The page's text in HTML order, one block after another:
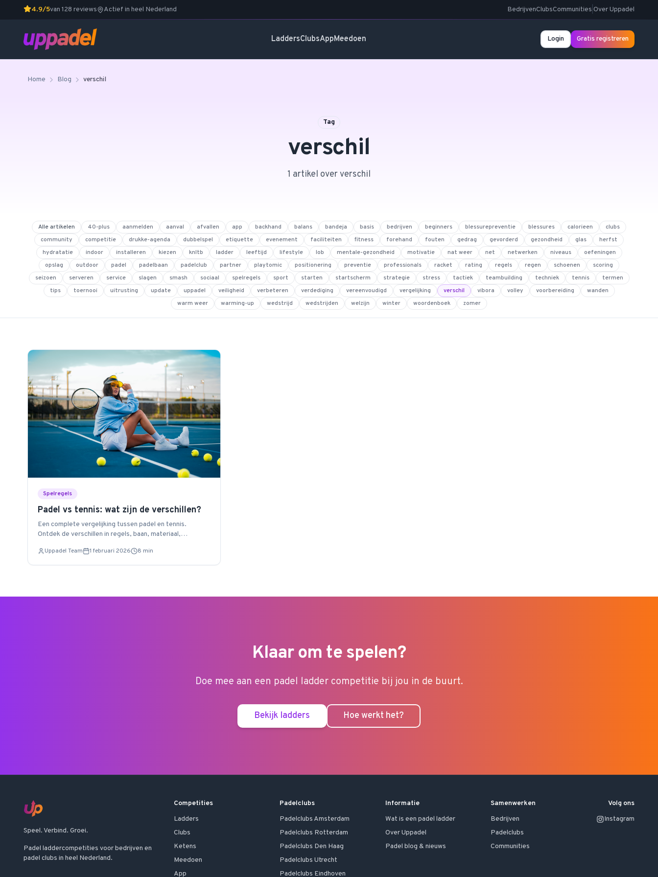
4.9/5van 128 reviews Actief in heel Nederland BedrijvenClubsCommunities Over Uppadel
LaddersClubsAppMeedoen Login Gratis registreren
Home Blog verschil
Tag
verschil
1 artikel over verschil
Alle artikelen 40-plus aanmelden aanval afvallen app backhand balans bandeja basis bedrijven beginners blessurepreventie blessures calorieen
clubs
community
competitie drukke-agenda dubbelspel etiquette evenement faciliteiten fitness forehand fouten gedrag gevorderd gezondheid glas
herfst
hydratatie
indoor installeren kiezen knltb ladder leeftijd lifestyle lob mentale-gezondheid motivatie nat weer net netwerken niveaus
oefeningen
opslag
outdoor padel padelbaan padelclub partner playtomic positionering preventie professionals racket rating regels regen schoenen
scoring
seizoen
serveren service slagen smash sociaal spelregels sport starten startscherm strategie stress tactiek teambuilding techniek tennis
termen
tips
toernooi uitrusting update uppadel veiligheid verbeteren verdediging vereenvoudigd vergelijking verschil vibora volley voorbereiding
wanden
warm weer
warming-up wedstrijd wedstrijden welzijn winter woordenboek zomer
Spelregels
Padel vs tennis: wat zijn de verschillen?
Een complete vergelijking tussen padel en tennis.
Ontdek de verschillen in regels, baan, materiaal,
Uppadel Team 1 februari 2026 8 min
Klaar om te spelen?
Doe mee aan een padel ladder competitie bij jou in de buurt.
Bekijk ladders Hoe werkt het?
Speel. Verbind. Groei.
Padel laddercompetities voor bedrijven en
padel clubs in heel Nederland.
Competities
Ladders
Clubs
Ketens
Meedoen
App
Padelclubs
Padelclubs Amsterdam
Padelclubs Rotterdam
Padelclubs Den Haag
PadelclubsUtrecht
Padelclubs Eindhoven
Informatie
Wat is een padel ladder
Over Uppadel
Padel blog & nieuws
Samenwerken
Bedrijven
Padelclubs
Communities
Volg ons
Instagram